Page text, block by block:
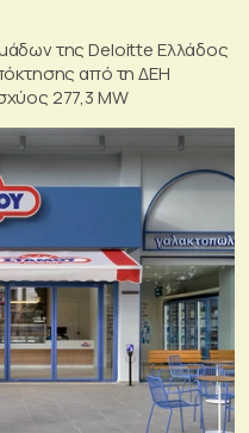
της Deloitte Ελλάδος
από τη ΔΕΗ
277,3 MW